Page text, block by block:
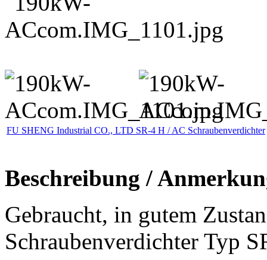
FU SHENG Industrial CO., LTD SR-4 H / AC Schraubenverdichter
Beschreibung /
Gebraucht, in gutem
Schraubenverdichter Typ